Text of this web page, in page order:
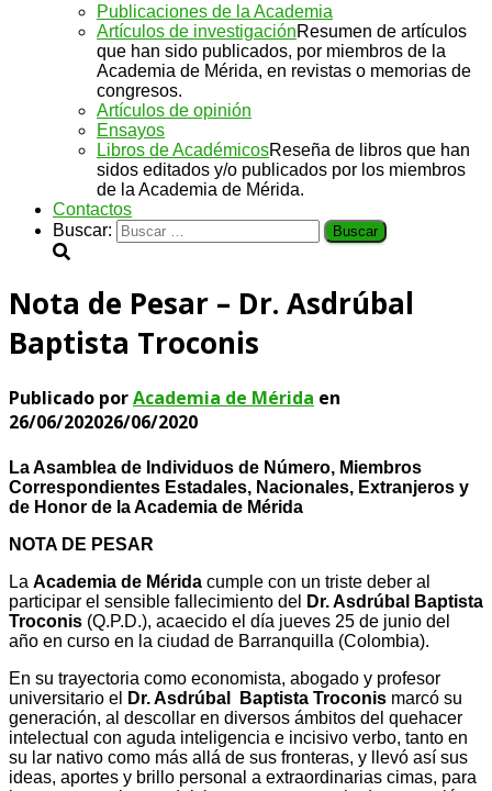
Publicaciones de la Academia
Artículos de investigaciónResumen de artículos
que han sido publicados, por miembros de la
Academia de Mérida, en revistas o memorias de
congresos.
Artículos de opinión
Ensayos
Libros de AcadémicosReseña de libros que han
sidos editados y/o publicados por los miembros
de la Academia de Mérida.
Contactos
Buscar:
Nota de Pesar – Dr. Asdrúbal
Baptista Troconis
Publicado porAcademia de Mérida en
26/06/202026/06/2020
La Asamblea de Individuos de Número, Miembros
Correspondientes Estadales, Nacionales, Extranjeros y
de Honor de la Academia de Mérida
NOTA DE PESAR
La Academia de Mérida cumple con un triste deber al
participar el sensible fallecimiento del
Dr. Asdrúbal Baptista
Troconis (Q.P.D.), acaecido el día jueves 25 de junio del
año en curso en la ciudad de Barranquilla (Colombia).
En su trayectoria como economista, abogado y profesor
universitario el
Dr. Asdrúbal Baptista Troconis marcó su
generación, al descollar en diversos ámbitos del quehacer
intelectual con aguda inteligencia e incisivo verbo, tanto en
su lar nativo como más allá de sus fronteras, y llevó así sus
ideas, aportes y brillo personal a extraordinarias cimas, para